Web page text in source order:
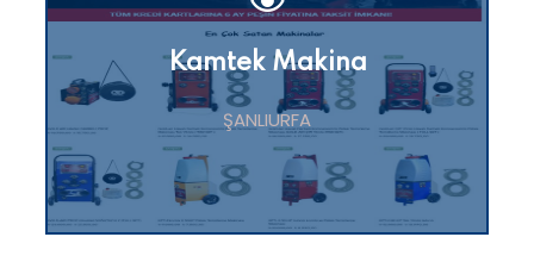
Kamtek Makina
ŞANLIURFA